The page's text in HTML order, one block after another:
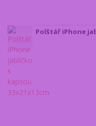
Polštář iPhone